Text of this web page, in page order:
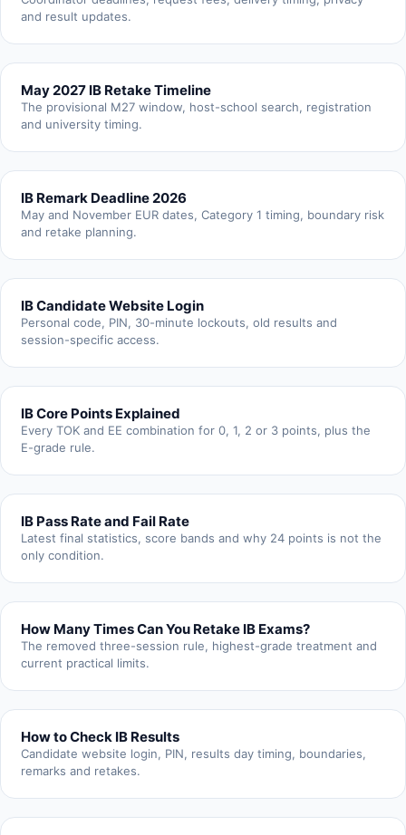
and result updates.
May 2027 IB Retake Timeline
The provisional M27 window, host-school search, registration
and university timing.
IB Remark Deadline 2026
May and November EUR dates, Category 1 timing, boundary risk
and retake planning.
IB Candidate Website Login
Personal code, PIN, 30-minute lockouts, old results and
session-specific access.
IB Core Points Explained
Every TOK and EE combination for 0, 1, 2 or 3 points, plus the
E-grade rule.
IB Pass Rate and Fail Rate
Latest final statistics, score bands and why 24 points is not the
only condition.
How Many Times Can You Retake IB Exams?
The removed three-session rule, highest-grade treatment and
current practical limits.
How to Check IB Results
Candidate website login, PIN, results day timing, boundaries,
remarks and retakes.